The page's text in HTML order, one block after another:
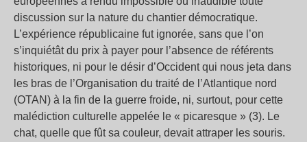
discussion sur la nature du chantier démocratique.
L’expérience républicaine fut ignorée, sans que l’on
s’inquiétât du prix à payer pour l’absence de référents
historiques, ni pour le désir d’Occident qui nous jeta dans
les bras de l’Organisation du traité de l’Atlantique nord
(OTAN) à la fin de la guerre froide, ni, surtout, pour cette
malédiction culturelle appelée le « picaresque » (3). Le
chat, quelle que fût sa couleur, devait attraper les souris.